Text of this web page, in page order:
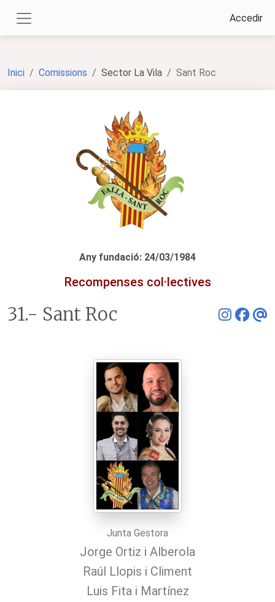
Accedir
Inici Comissions Sector La Vila Sant Roc
Any fundació: 24/03/1984
Recompenses col·lectives
31.- Sant Roc
Junta Gestora
Jorge Ortiz i Alberola
Raúl Llopis i Climent
Luis Fita i Martínez